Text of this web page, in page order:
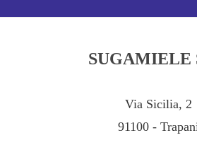
SUGAMIELE
Via Sicilia, 2
91100 -